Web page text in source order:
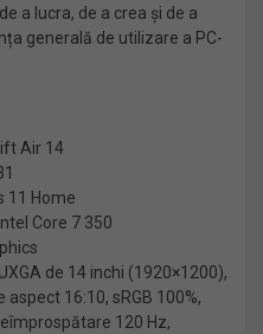
a lucra, de a crea și de a
generală de utilizare a PC-
Air 14
11 Home
Core 7 350
de 14 inchi (1920×1200),
aspect 16:10, sRGB 100%,
120 Hz,